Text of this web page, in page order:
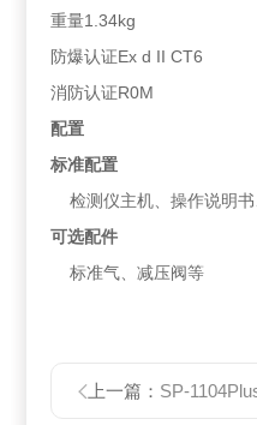
重量1.34kg
防爆认证Ex d II CT6
消防认证R0M
配置
标准配置
检测仪主机、操作说明
可选配件
标准气、减压阀等
上一篇： SP-